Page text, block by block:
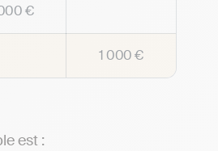
€
1 000 €
est :